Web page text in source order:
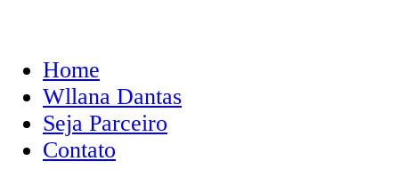
Home
Wllana Dantas
Seja Parceiro
Contato